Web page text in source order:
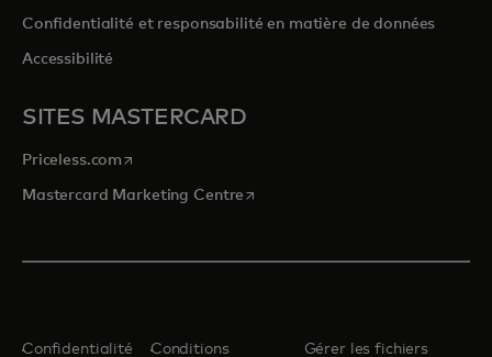
Confidentialité et responsabilité en matière de données
Accessibilité
SITES MASTERCARD
Priceless.com s’ouvre dans un nouvel onglet
Mastercard Marketing Centre s’ouvre dans un nouvel onglet
Confidentialité Conditions Gérer les fichiers